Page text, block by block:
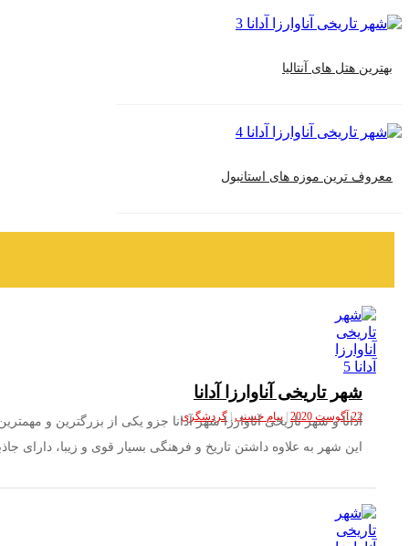
بهترین هتل های آنتالیا
معروف ترین موزه های استانبول
شهر تاریخی آناوارزا آدانا
22 آگوست 2020 | پیام حسنی | گردشگری
آدانا و شهر تاریخی آناوارزا شهر آدانا جزو یکی از بزرگترین و
این شهر به علاوه داشتن تاریخ و فرهنگی بسیار قوی و زیبا، دارای